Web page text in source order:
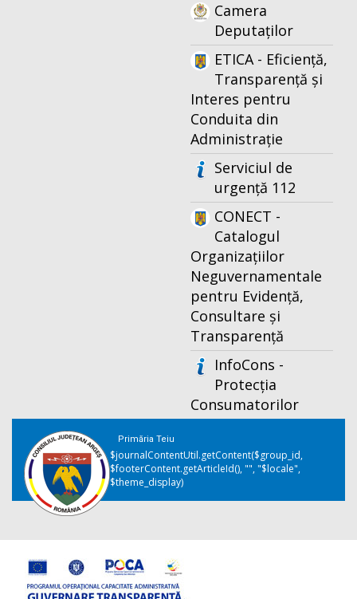
Camera
Deputaților
ETICA - Eficiență,
Transparență și
Interes pentru
Conduita din
Administrație
Serviciul de
urgență 112
CONECT -
Catalogul
Organizațiilor
Neguvernamentale
pentru Evidență,
Consultare și
Transparență
InfoCons -
Protecția
Consumatorilor
Primăria Teiu
$journalContentUtil.getContent($group_id,
$footerContent.getArticleId(), "", "$locale",
$theme_display)